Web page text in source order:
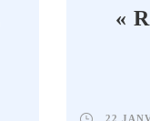
«
22